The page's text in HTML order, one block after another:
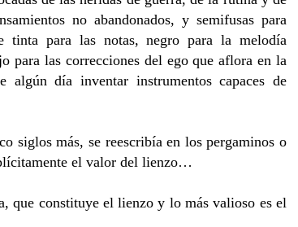
no abandonados, y semifusas para
tinta para las notas, negro para la melodía
para las correcciones del ego que aflora en la
día inventar instrumentos capaces de
siglos más, se reescribía en los pergaminos o
el valor del lienzo…
que constituye el lienzo y lo más valioso es el